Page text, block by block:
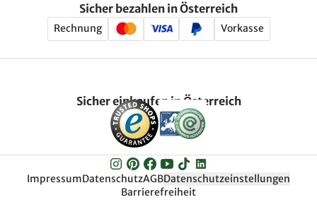
Sicher bezahlen in Österreich
Rechnung Vorkasse
Sicher einkaufen in Österreich
ImpressumDatenschutzAGBDatenschutzeinstellungen
Barrierefreiheit